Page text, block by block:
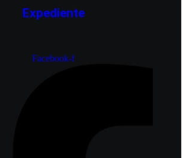
Expediente
Facebook-f